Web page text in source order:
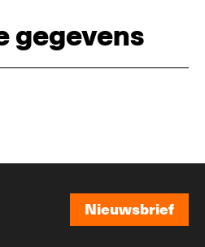
gegevens
Nieuwsbrief